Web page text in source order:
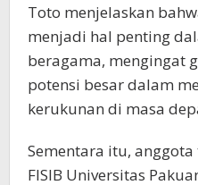
Toto menjelaskan
menjadi hal penting
beragama, mengingat
potensi besar dalam
kerukunan di masa
Sementara itu,
FISIB Universitas